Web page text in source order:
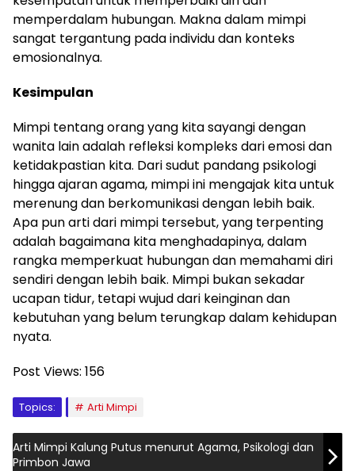
memperdalam hubungan. Makna dalam mimpi
sangat tergantung pada individu dan konteks
emosionalnya.
Kesimpulan
Mimpi tentang orang yang kita sayangi dengan
wanita lain adalah refleksi kompleks dari emosi dan
ketidakpastian kita. Dari sudut pandang psikologi
hingga ajaran agama, mimpi ini mengajak kita untuk
merenung dan berkomunikasi dengan lebih baik.
Apa pun arti dari mimpi tersebut, yang terpenting
adalah bagaimana kita menghadapinya, dalam
rangka memperkuat hubungan dan memahami diri
sendiri dengan lebih baik. Mimpi bukan sekadar
ucapan tidur, tetapi wujud dari keinginan dan
kebutuhan yang belum terungkap dalam kehidupan
nyata.
Post Views: 156
Topics: Arti Mimpi
Arti Mimpi Kalung Putus menurut Agama, Psikologi dan
Primbon Jawa